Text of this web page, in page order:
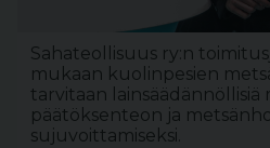
Sahateollisuus ry:n
mukaan kuolinpesien
tarvitaan lainsäädännöllisiä
päätöksenteon ja
sujuvoittamiseksi.